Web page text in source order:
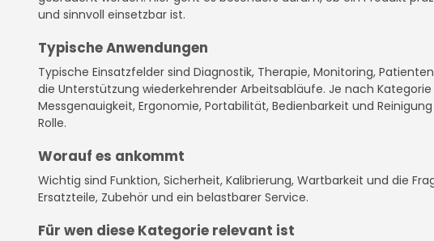
und sinnvoll einsetzbar ist.
Typische Anwendungen
Typische Einsatzfelder sind Diagnostik, Therapie, Monitoring,
die Unterstützung wiederkehrender Arbeitsabläufe. Je nach Kategorie
Messgenauigkeit, Ergonomie, Portabilität, Bedienbarkeit und
Rolle.
Worauf es ankommt
Wichtig sind Funktion, Sicherheit, Kalibrierung, Wartbarkeit und die
Ersatzteile, Zubehör und ein belastbarer Service.
Für wen diese Kategorie relevant ist